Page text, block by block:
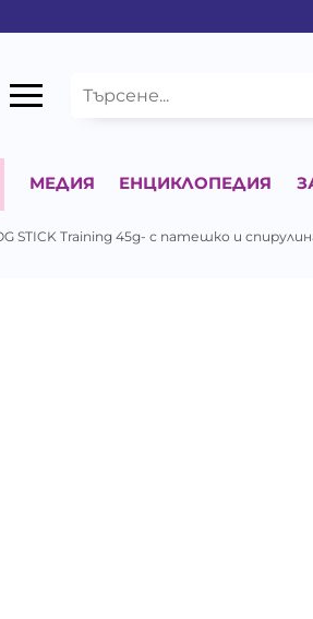
МЕДИЯ ЕНЦИКЛОПЕДИЯ
STICK Training 45g- с патешко и